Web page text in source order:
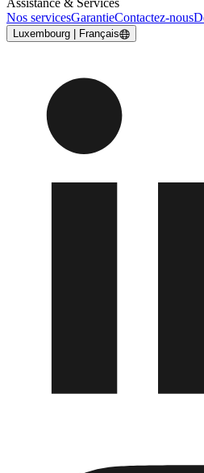
Assistance & Services
Nos servicesGarantieContactez-nous
Luxembourg | Français